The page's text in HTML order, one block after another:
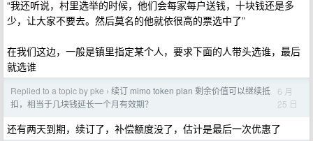
“我还听说，村里选举的时候，他们会每家每户送钱，十块钱还是多
少，让大家不要去。然后莫名的他就依很高的票选中了”
在我们这边，一般是镇里指定某个人，要求下面的人带头选谁，最后
就选谁
Replied to a topic by pke › 续订 mimo token plan 剩余价值可以继续抵
扣，相当于几块钱延长一个月有效期？
6 月
25 日
还有两天到期，续订了，补偿额度没了，估计是最后一次优惠了